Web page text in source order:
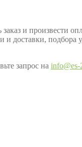
и произвести
и доставки,
запрос на info@es-